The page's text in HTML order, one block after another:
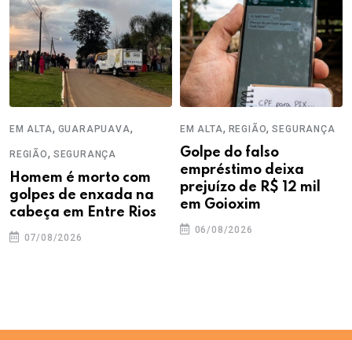
EM ALTA, GUARAPUAVA,
REGIÃO, SEGURANÇA
Homem é morto com
golpes de enxada na
cabeça em Entre Rios
07/08/2026
EM ALTA, REGIÃO,SEGURANÇA
Golpe do falso
empréstimo deixa
prejuízo de R$ 12 mil
em Goioxim
06/08/2026